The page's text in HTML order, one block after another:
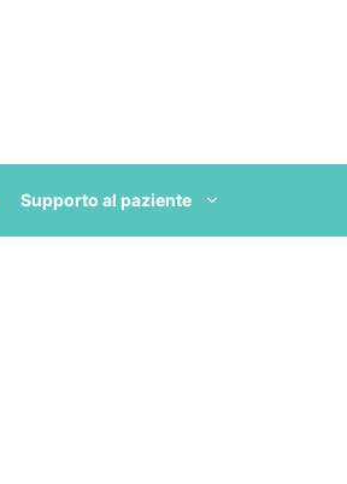
Supporto al paziente